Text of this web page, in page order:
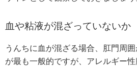
血や粘液が混ざっていないか
うんちに血が混ざる場合、肛門周囲
が最も一般的ですが、アレルギー